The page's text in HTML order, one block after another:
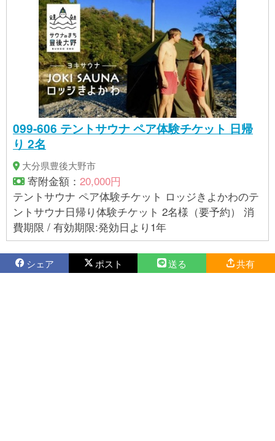
099-606 テントサウナ ペア体験チケット 日帰
り 2名
大分県豊後大野市
寄附金額： 20,000円
テントサウナ ペア体験チケット ロッジきよかわのテ
ントサウナ日帰り体験チケット 2名様（要予約） 消
費期限 / 有効期限:発効日より1年
シェア ポスト 送る 共有